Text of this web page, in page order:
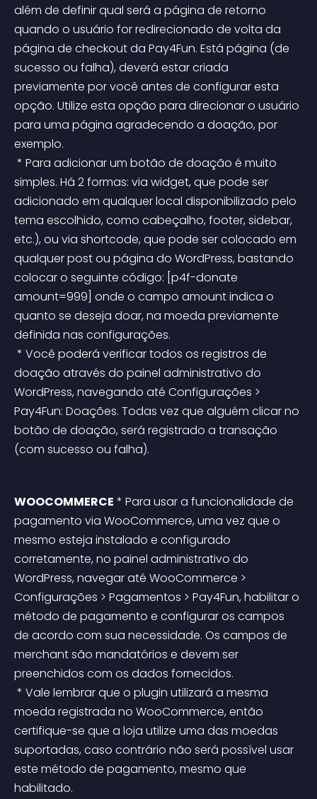
além de definir qual será a página de retorno
quando o usuário for redirecionado de volta da
página de checkout da Pay4Fun. Está página (de
sucesso ou falha), deverá estar criada
previamente por você antes de configurar esta
opção. Utilize esta opção para direcionar o usuário
para uma página agradecendo a doação, por
exemplo.
simples. Há 2 formas: via widget, que pode ser
adicionado em qualquer local disponibilizado pelo
tema escolhido, como cabeçalho, footer, sidebar,
etc.), ou via shortcode, que pode ser colocado em
qualquer post ou página do WordPress, bastando
colocar o seguinte código: [p4f-donate
amount=999] onde o campo amount indica o
quanto se deseja doar, na moeda previamente
definida nas configurações.
doação através do painel administrativo do
WordPress, navegando até Configurações >
Pay4Fun: Doações. Todas vez que alguém clicar no
botão de doação, será registrado a transação
(com sucesso ou falha).
WOOCOMMERCE * Para usar a funcionalidade de
pagamento via WooCommerce, uma vez que o
mesmo esteja instalado e configurado
corretamente, no painel administrativo do
WordPress, navegar até WooCommerce >
Configurações > Pagamentos > Pay4Fun, habilitar o
método de pagamento e configurar os campos
de acordo com sua necessidade. Os campos de
merchant são mandatórios e devem ser
preenchidos com os dados fornecidos.
moeda registrada no WooCommerce, então
certifique-se que a loja utilize uma das moedas
suportadas, caso contrário não será possível usar
este método de pagamento, mesmo que
habilitado.